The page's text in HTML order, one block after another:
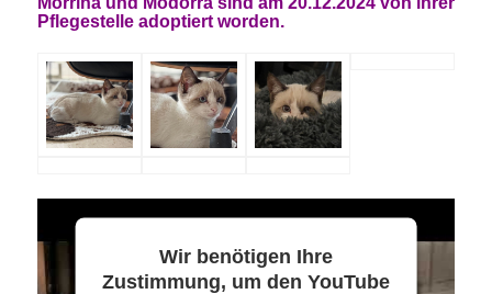
Pflegestelle adoptiert worden.
Wir benötigen Ihre
Zustimmung, um den YouTube